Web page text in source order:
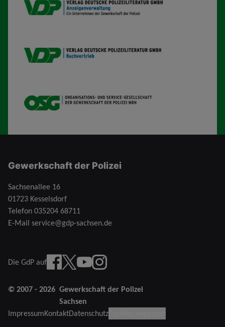
VDP AV
VDP B
OSG
Gewerkschaft der Polizei
Sachsenallee 16
01723 Kesselsdorf
Telefon 035204 68711
E-Mail service@gdp-sachsen.de
Die GdP auf
Facebook
X YouTubeinstagram
© 2007 - 2026 Gewerkschaft der Polizei
Sachsen
ImpressumKontaktDatenschutz